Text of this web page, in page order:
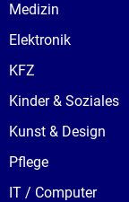
Medizin
Elektronik
KFZ
Kinder & Soziales
Kunst & Design
Pflege
IT / Computer